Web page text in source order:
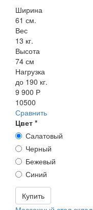
Ширина
61 см.
Вес
13 кг.
Высота
74 см
Нагрузка
до 190 кг.
9 900 Р
10500
Сравнить
Цвет *
Салатовый
Черный
Бежевый
Синий
Купить